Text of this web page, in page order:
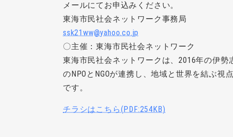
メールにてお申込みください。
東海市民社会ネットワーク事務局
ssk21ww@yahoo.co.jp
〇主催：東海市民社会ネットワーク
東海市民社会ネットワークは、2016年の伊
のNPOとNGOが連携し、地域と世界を結ぶ
です。
チラシはこちら(PDF:254KB)